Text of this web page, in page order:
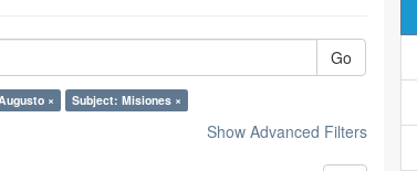
Go
× Subject: Misiones ×
Show Advanced Filters